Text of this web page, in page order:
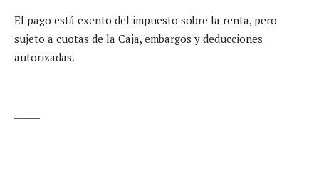
El pago está exento del impuesto sobre la renta, pero
sujeto a cuotas de la Caja, embargos y deducciones
autorizadas.